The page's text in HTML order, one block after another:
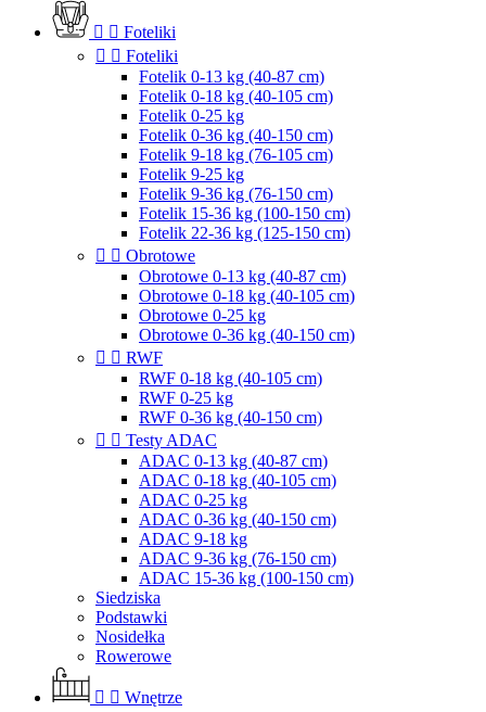
  Foteliki
  Foteliki
Fotelik 0-13 kg (40-87 cm)
Fotelik 0-18 kg (40-105 cm)
Fotelik 0-25 kg
Fotelik 0-36 kg (40-150 cm)
Fotelik 9-18 kg (76-105 cm)
Fotelik 9-25 kg
Fotelik 9-36 kg (76-150 cm)
Fotelik 15-36 kg (100-150 cm)
Fotelik 22-36 kg (125-150 cm)
  Obrotowe
Obrotowe 0-13 kg (40-87 cm)
Obrotowe 0-18 kg (40-105 cm)
Obrotowe 0-25 kg
Obrotowe 0-36 kg (40-150 cm)
  RWF
RWF 0-18 kg (40-105 cm)
RWF 0-25 kg
RWF 0-36 kg (40-150 cm)
  Testy ADAC
ADAC 0-13 kg (40-87 cm)
ADAC 0-18 kg (40-105 cm)
ADAC 0-25 kg
ADAC 0-36 kg (40-150 cm)
ADAC 9-18 kg
ADAC 9-36 kg (76-150 cm)
ADAC 15-36 kg (100-150 cm)
Siedziska
Podstawki
Nosidełka
Rowerowe
  Wnętrze